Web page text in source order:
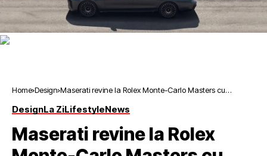
Home Design Maserati revine la Rolex Monte-Carlo Masters cu
DesignLa ZiLifestyleNews
Maserati revine la Rolex